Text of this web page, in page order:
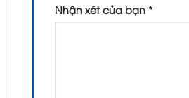
Nhận xét của bạn *